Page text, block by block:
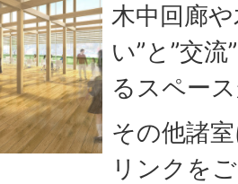
木中回廊
い”と”交
るスペー
その他諸
リンクを